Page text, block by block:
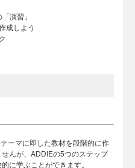
演習」
成しよう
ーマに即した教材を段階的に作
んが、ADDIEの5つのステップ
に学ぶことができます。